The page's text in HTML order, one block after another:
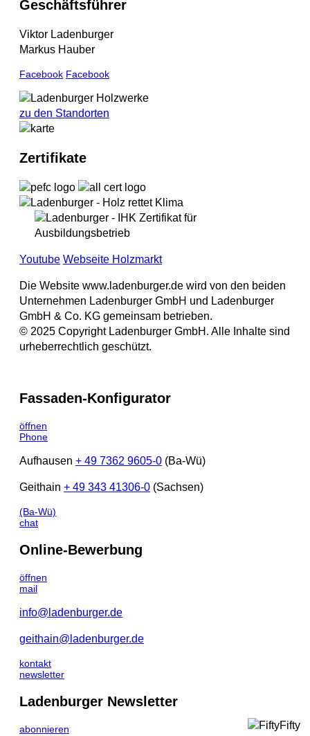
Geschäftsführer
Viktor Ladenburger
Markus Hauber
Facebook Facebook
zu den Standorten
Zertifikate
Youtube Webseite Holzmarkt
Die Website www.ladenburger.de wird von den beiden
Unternehmen Ladenburger GmbH und Ladenburger
GmbH & Co. KG gemeinsam betrieben.
© 2025 Copyright Ladenburger GmbH. Alle Inhalte sind
urheberrechtlich geschützt.
Fassaden-Konfigurator
öffnen
Phone
Aufhausen + 49 7362 9605-0 (Ba-Wü)
Geithain + 49 343 41306-0 (Sachsen)
(Ba-Wü)
chat
Online-Bewerbung
öffnen
mail
info@ladenburger.de
geithain@ladenburger.de
kontakt
newsletter
Ladenburger Newsletter
abonnieren